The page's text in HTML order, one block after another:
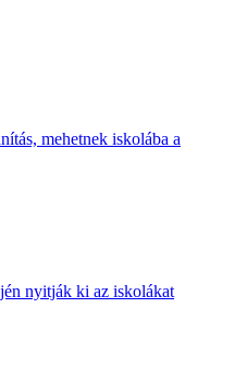
mehetnek iskolába a
nyitják ki az iskolákat